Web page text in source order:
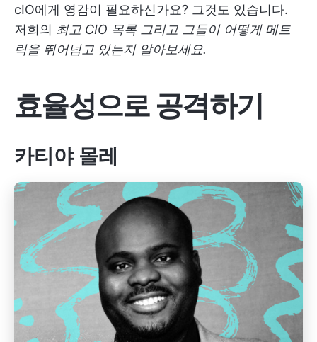
cIO에게 영감이 필요하신가요? 그것도 있습니다.
저희의 최고 CIO 목록 그리고 그들이 어떻게 메트
릭을 뛰어넘고 있는지 알아보세요.
효율성으로 공격하기
카티야 몰레